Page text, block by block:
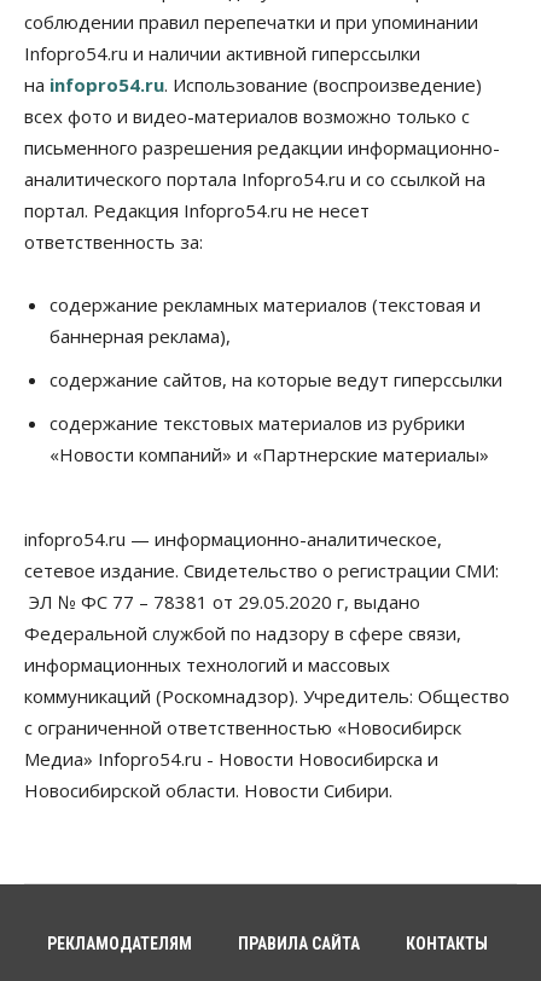
Сибирские аграрии увеличивают посевы горчицы
07 Августа 2026, 14:00
Власть
В Новосибирске многодетным семьям вручили
сертификаты на покупку автомобилей
07 Августа 2026, 13:55
Авто Общество
07 Августа 2026, 13:00
Школы, библиотеки, пешеходные тротуары:
социальных объектах
07 Августа 2026, 12:35
на выходных
07 Августа 2026, 12:00
Жители Новосибирска смогут добровольно
повысить свою пенсию
07 Августа 2026, 11:30
Общество
Деньгами будут распоряжаться дети: в десяти
школах Новосибирской области введут
инициативное бюджетирование
07 Августа 2026, 10:15
соблюдении правил перепечатки и при упоминании
Infopro54.ru и наличии активной гиперссылки
на infopro54.ru. Использование (воспроизведение)
всех фото и видео-материалов возможно только с
письменного разрешения редакции информационно-
аналитического портала Infopro54.ru и со ссылкой на
портал. Редакция Infopro54.ru не несет
ответственность за:
содержание рекламных материалов (текстовая и
баннерная реклама),
содержание сайтов, на которые ведут гиперссылки
содержание текстовых материалов из рубрики
«Новости компаний» и «Партнерские материалы»
infopro54.ru — информационно-аналитическое,
сетевое издание. Свидетельство о регистрации СМИ:
ЭЛ № ФС 77 – 78381 от 29.05.2020 г, выдано
Федеральной службой по надзору в сфере связи,
информационных технологий и массовых
коммуникаций (Роскомнадзор). Учредитель: Общество
с ограниченной ответственностью «Новосибирск
Медиа» Infopro54.ru - Новости Новосибирска и
Новосибирской области. Новости Сибири.
РЕКЛАМОДАТЕЛЯМ ПРАВИЛА САЙТА КОНТАКТЫ